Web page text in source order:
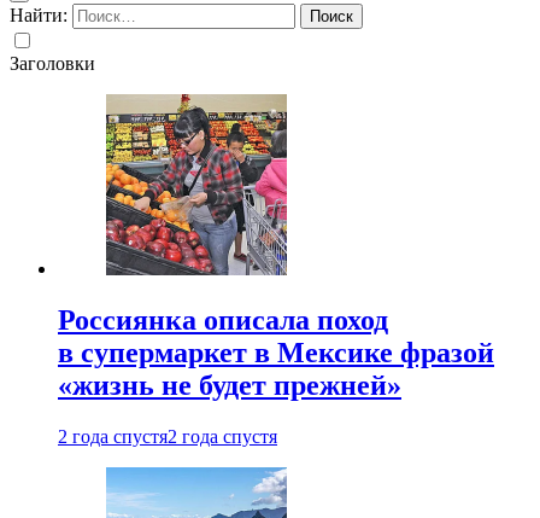
Найти:
Заголовки
Россиянка описала поход
в супермаркет в Мексике фразой
«жизнь не будет прежней»
2 года спустя2 года спустя